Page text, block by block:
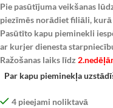
Pie pasūtījuma veikšanas
piezīmēs norādiet filiāli,
Pasūtīto kapu pieminekli
ar kurjer dienesta
Ražošanas laiks līdz
Par kapu pieminekļa
4 pieejami noliktavā